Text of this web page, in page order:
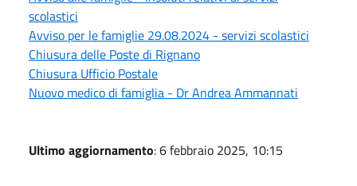
scolastici
Avviso per le famiglie 29.08.2024 - servizi scolastici
Chiusura delle Poste di Rignano
Chiusura Ufficio Postale
Nuovo medico di famiglia - Dr Andrea Ammannati
Ultimo aggiornamento: 6 febbraio 2025, 10:15